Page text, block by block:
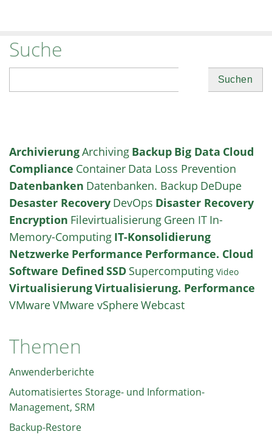
Suche
ArchivierungArchiving Backup Big Data Cloud
Compliance Container Data Loss Prevention
Datenbanken Datenbanken. Backup DeDupe
Desaster Recovery DevOps Disaster Recovery
Encryption Filevirtualisierung Green IT In-
Memory-Computing IT-Konsolidierung
Netzwerke Performance Performance. Cloud
Software Defined SSD Supercomputing Video
VirtualisierungVirtualisierung. Performance
VMwareVMware vSphereWebcast
Themen
Anwenderberichte
Automatisiertes Storage- und Information-
Management, SRM
Backup-Restore